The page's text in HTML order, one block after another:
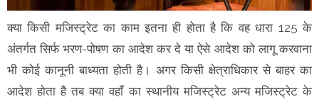
क्या किसी मजिस्ट्रेट का काम इतना ही होता है कि वह धारा 125 के
अंतर्गत सिर्फ भरण-पोषण का आदेश कर दे या ऐसे आदेश को लागू करवाना
भी कोई कानूनी बाध्यता होती है। अगर किसी क्षेत्राधिकार से बाहर का
आदेश होता है तब क्या वहाँ का स्थानीय मजिस्ट्रेट अन्य मजिस्ट्रेट के